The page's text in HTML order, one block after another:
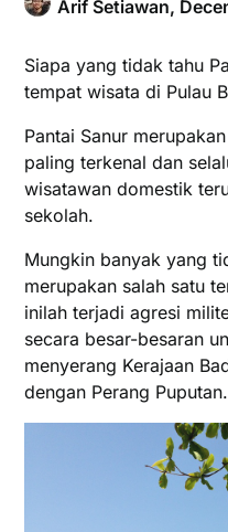
Arif Setiawan,
Siapa yang tidak tahu
tempat wisata di Pulau
Pantai Sanur
paling terkenal dan
wisatawan domestik
sekolah.
Mungkin banyak yang
merupakan salah satu
inilah terjadi agresi
secara besar-besaran
menyerang Kerajaan
dengan Perang Puputan.